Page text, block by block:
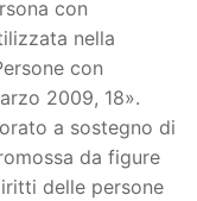
con
nella
con
2009, 18».
a sostegno di
da figure
delle persone